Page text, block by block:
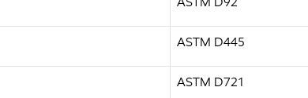
ASTM D445
ASTM D721